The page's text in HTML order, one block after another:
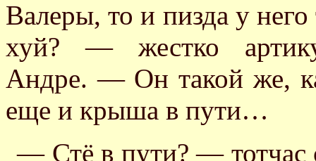
Валеры, то и пизда у
хуй? — жестко
Андре. — Он такой же,
еще и крыша в пути…
— Стё в пути? — тотчас